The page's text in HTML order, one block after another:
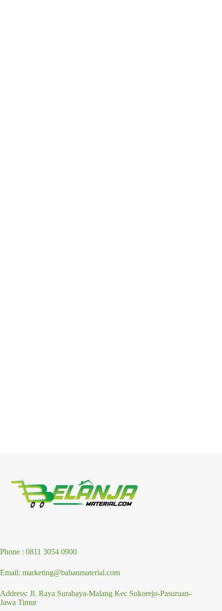
Phone : 0811 3054 0900
Email: marketing@bahanmaterial.com
Address: Jl. Raya Surabaya-Malang Kec Sukorejo-Pasuruan-
Jawa Timur